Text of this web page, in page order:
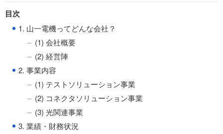
目次
● 1. 山一電機ってどんな会社？
(1) 会社概要
(2) 経営陣
● 2. 事業内容
(1) テストソリューション事業
(2) コネクタソリューション事業
(3) 光関連事業
● 3. 業績・財務状況